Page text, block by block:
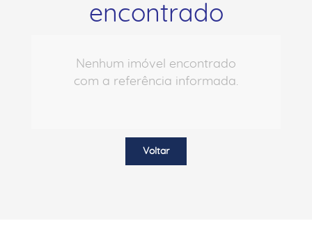
encontrado
Nenhum imóvel encontrado
com a referência informada.
Voltar